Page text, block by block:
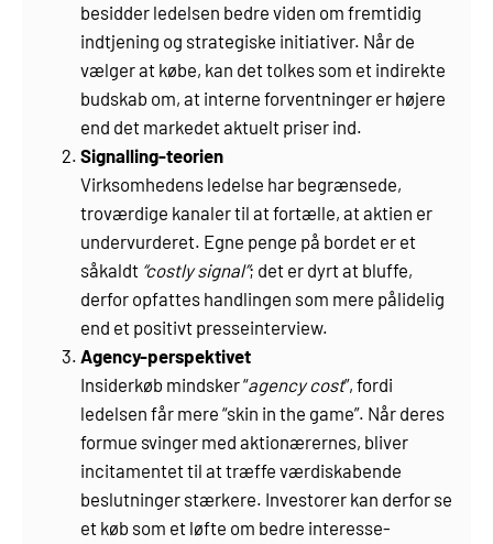
besidder ledelsen bedre viden om fremtidig
indtjening og strategiske initiativer. Når de
vælger at købe, kan det tolkes som et indirekte
budskab om, at interne forventninger er højere
end det markedet aktuelt priser ind.
Signalling-teorien
Virksomhedens ledelse har begrænsede,
troværdige kanaler til at fortælle, at aktien er
undervurderet. Egne penge på bordet er et
såkaldt “costly signal”; det er dyrt at bluffe,
derfor opfattes handlingen som mere pålidelig
end et positivt presseinterview.
Agency-perspektivet
Insiderkøb mindsker “agency cost”, fordi
ledelsen får mere “skin in the game”. Når deres
formue svinger med aktionærernes, bliver
incitamentet til at træffe værdiskabende
beslutninger stærkere. Investorer kan derfor se
et køb som et løfte om bedre interesse-